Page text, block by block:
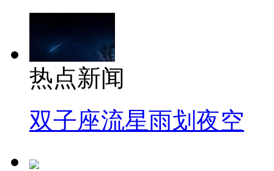
热点新闻
双子座流星雨划夜空